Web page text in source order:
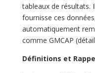
tableaux de résultats.
fournisse ces
automatiquement
comme GMCAP
Définitions et